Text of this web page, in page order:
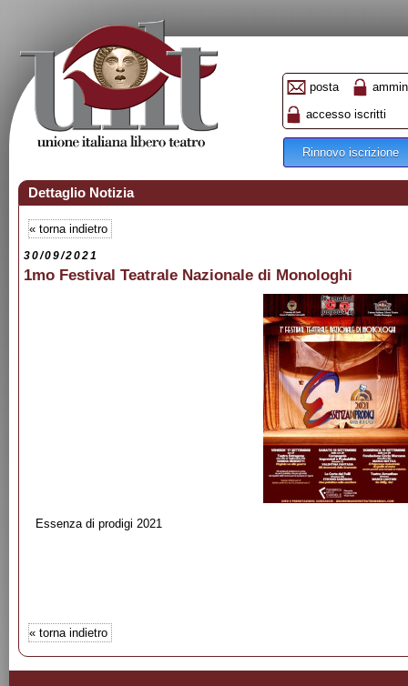
posta
accesso iscritti
Rinnovo iscrizione
Dettaglio Notizia
« torna indietro
30/09/2021
1mo Festival Teatrale Nazionale di Monologhi
Essenza di prodigi 2021
« torna indietro